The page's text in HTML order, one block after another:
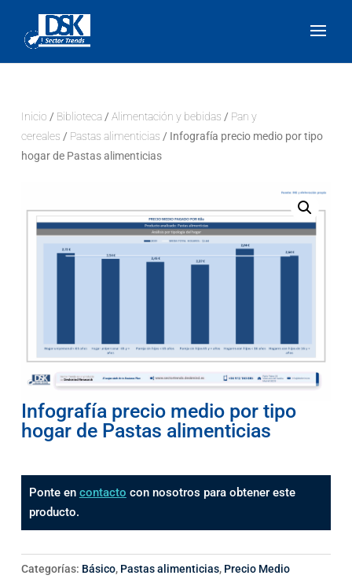
Inicio / Biblioteca/ Alimentación y bebidas / Pan y
cereales / Pastas alimenticias / Infografía precio medio por tipo
hogar de Pastas alimenticias
Infografía precio medio por tipo
hogar de Pastas alimenticias
Ponte en contacto con nosotros para obtener este
producto.
Categorías: Básico, Pastas alimenticias, Precio Medio